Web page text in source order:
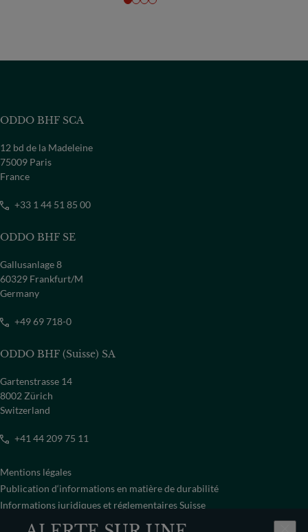
ODDO BHF SCA
12 bd de la Madeleine
75009 Paris
France
+33 1 44 51 85 00
ODDO BHF SE
Gallusanlage 8
60329 Frankfurt/M
Germany
+49 69 718-0
ODDO BHF (Suisse) SA
Gartenstrasse 14
8002 Zürich
Switzerland
+41 44 209 75 11
Mentions légales
Publication d‘informations en matière de durabilité
Informations juridiques et réglementaires Suisse